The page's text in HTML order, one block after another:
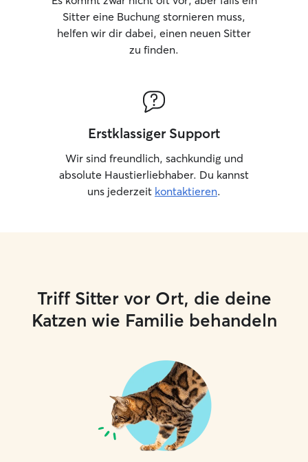
Sitter eine Buchung stornieren muss,
helfen wir dir dabei, einen neuen Sitter
zu finden.
Erstklassiger Support
Wir sind freundlich, sachkundig und
absolute Haustierliebhaber. Du kannst
uns jederzeit kontaktieren.
Triff Sitter vor Ort, die deine
Katzen wie Familie behandeln